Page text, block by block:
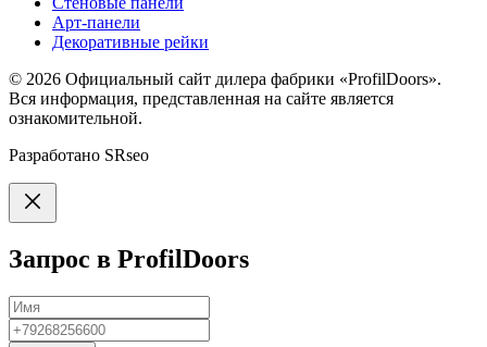
Арт-панели
Декоративные рейки
© 2026 Официальный сайт дилера фабрики «ProfilDoors».
Вся информация, представленная на сайте является
ознакомительной.
Разработано SRseo
Запрос в ProfilDoors